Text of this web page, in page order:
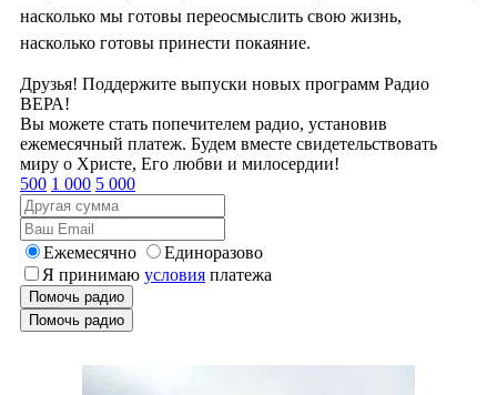
насколько мы готовы переосмыслить свою жизнь,
насколько готовы принести покаяние.
Друзья! Поддержите выпуски новых программ Радио
ВЕРА!
Вы можете стать попечителем радио, установив
ежемесячный платеж. Будем вместе свидетельствовать
миру о Христе, Его любви и милосердии!
500 1 000 5 000
Ежемесячно
Единоразово
Я принимаю условия платежа
Помочь радио
Помочь радио